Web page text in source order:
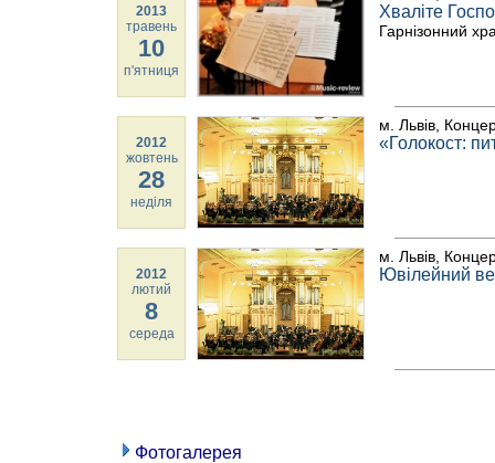
2013
травень
10
п'ятниця
Хваліте
Гарнізонний
2012
жовтень
28
неділя
м. Львів,
«Голокост:
2012
лютий
8
середа
м. Львів,
Ювілейний
Фотогалерея